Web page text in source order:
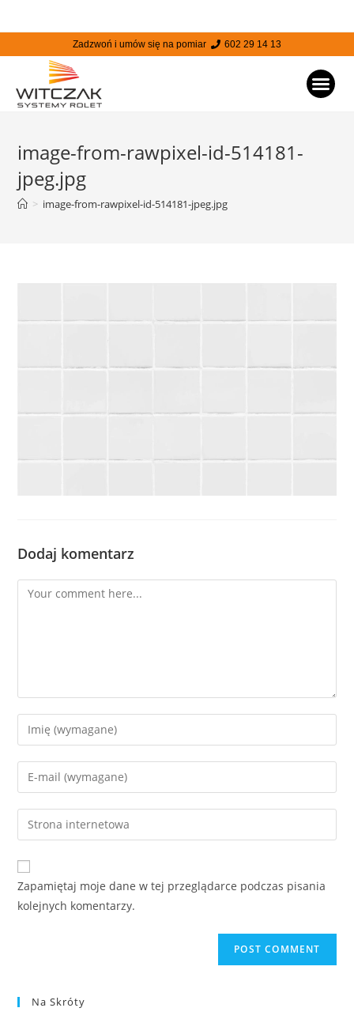
Zadzwoń i umów się na pomiar 602 29 14 13
image-from-rawpixel-id-514181-
jpeg.jpg
> image-from-rawpixel-id-514181-jpeg.jpg
Dodaj komentarz
Zapamiętaj moje dane w tej przeglądarce podczas pisania
kolejnych komentarzy.
Na Skróty